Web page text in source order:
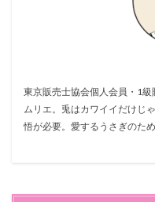
東京販売士協会個人会員・1
ムリエ。兎はカワイイだけじ
悟が必要。愛するうさぎのた